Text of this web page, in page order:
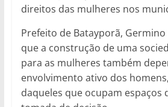
direitos das mulheres nos
Prefeito de Batayporã,
que a construção de uma
para as mulheres também
envolvimento ativo dos
daqueles que ocupam espaços